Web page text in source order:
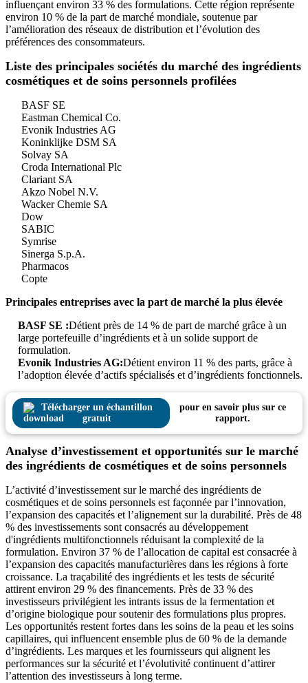
influençant environ 33 % des formulations. Cette région représente
environ 10 % de la part de marché mondiale, soutenue par
l’amélioration des réseaux de distribution et l’évolution des
préférences des consommateurs.
Liste des principales sociétés du marché des ingrédients
cosmétiques et de soins personnels profilées
BASF SE
Eastman Chemical Co.
Evonik Industries AG
Koninklijke DSM SA
Solvay SA
Croda International Plc
Clariant SA
Akzo Nobel N.V.
Wacker Chemie SA
Dow
SABIC
Symrise
Sinerga S.p.A.
Pharmacos
Copte
Principales entreprises avec la part de marché la plus élevée
BASF SE :Détient près de 14 % de part de marché grâce à un
large portefeuille d’ingrédients et à un solide support de
formulation.
Evonik Industries AG:Détient environ 11 % des parts, grâce à
l’adoption élevée d’actifs spécialisés et d’ingrédients fonctionnels.
Télécharger un échantillon
gratuit
pour en savoir plus sur ce
rapport.
Analyse d’investissement et opportunités sur le marché
des ingrédients de cosmétiques et de soins personnels
L’activité d’investissement sur le marché des ingrédients de
cosmétiques et de soins personnels est façonnée par l’innovation,
l’expansion des capacités et l’alignement sur la durabilité. Près de 48
% des investissements sont consacrés au développement
d'ingrédients multifonctionnels réduisant la complexité de la
formulation. Environ 37 % de l’allocation de capital est consacrée à
l’expansion des capacités manufacturières dans les régions à forte
croissance. La traçabilité des ingrédients et les tests de sécurité
attirent environ 29 % des financements. Près de 33 % des
investisseurs privilégient les intrants issus de la fermentation et
d’origine biologique pour soutenir des formulations plus propres.
Les opportunités restent fortes dans les soins de la peau et les soins
capillaires, qui influencent ensemble plus de 60 % de la demande
d’ingrédients. Les marques et les fournisseurs qui alignent les
performances sur la sécurité et l’évolutivité continuent d’attirer
l’attention des investisseurs à long terme.